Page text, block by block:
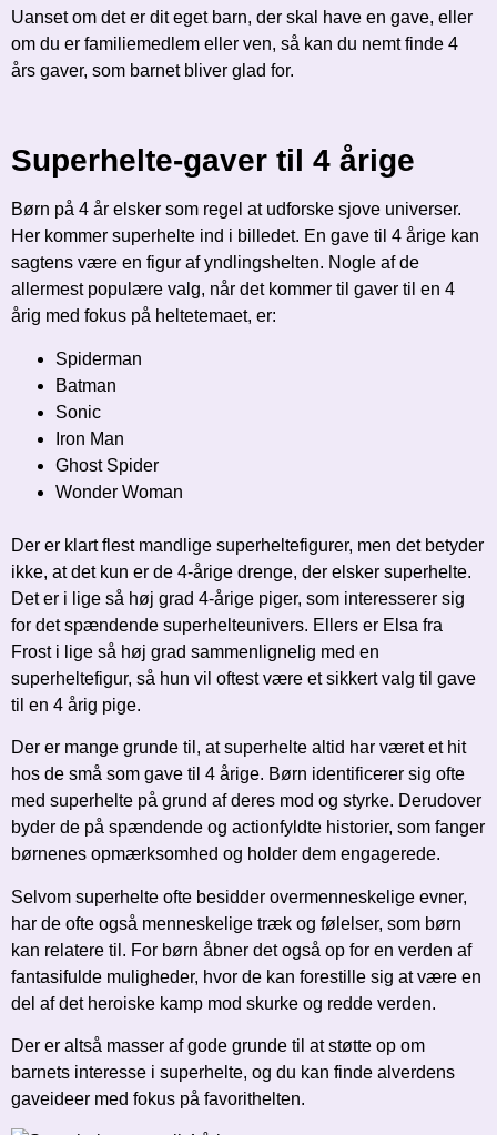
Uanset om det er dit eget barn, der skal have en gave, eller
om du er familiemedlem eller ven, så kan du nemt finde 4
års gaver, som barnet bliver glad for.
Superhelte-gaver til 4 årige
Børn på 4 år elsker som regel at udforske sjove universer.
Her kommer superhelte ind i billedet. En gave til 4 årige kan
sagtens være en figur af yndlingshelten. Nogle af de
allermest populære valg, når det kommer til gaver til en 4
årig med fokus på heltetemaet, er:
Spiderman
Batman
Sonic
Iron Man
Ghost Spider
Wonder Woman
Der er klart flest mandlige superheltefigurer, men det betyder
ikke, at det kun er de 4-årige drenge, der elsker superhelte.
Det er i lige så høj grad 4-årige piger, som interesserer sig
for det spændende superhelteunivers. Ellers er Elsa fra
Frost i lige så høj grad sammenlignelig med en
superheltefigur, så hun vil oftest være et sikkert valg til gave
til en 4 årig pige.
Der er mange grunde til, at superhelte altid har været et hit
hos de små som gave til 4 årige. Børn identificerer sig ofte
med superhelte på grund af deres mod og styrke. Derudover
byder de på spændende og actionfyldte historier, som fanger
børnenes opmærksomhed og holder dem engagerede.
Selvom superhelte ofte besidder overmenneskelige evner,
har de ofte også menneskelige træk og følelser, som børn
kan relatere til. For børn åbner det også op for en verden af
fantasifulde muligheder, hvor de kan forestille sig at være en
del af det heroiske kamp mod skurke og redde verden.
Der er altså masser af gode grunde til at støtte op om
barnets interesse i superhelte, og du kan finde alverdens
gaveideer med fokus på favorithelten.